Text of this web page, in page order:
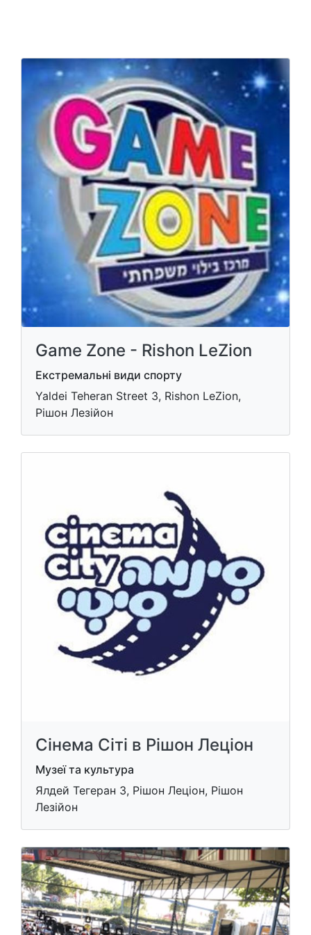
Game Zone - Rishon LeZion
Екстремальні види спорту
Yaldei Teheran Street 3, Rishon LeZion,
Рішон Лезійон
Сінема Сіті в Рішон Леціон
Музеї та культура
Ялдей Тегеран 3, Рішон Леціон, Рішон
Лезійон